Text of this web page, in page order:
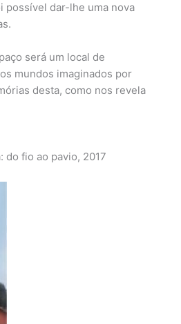
possível dar-lhe uma nova
será um local de
mundos imaginados por
desta, como nos revela
do fio ao pavio, 2017